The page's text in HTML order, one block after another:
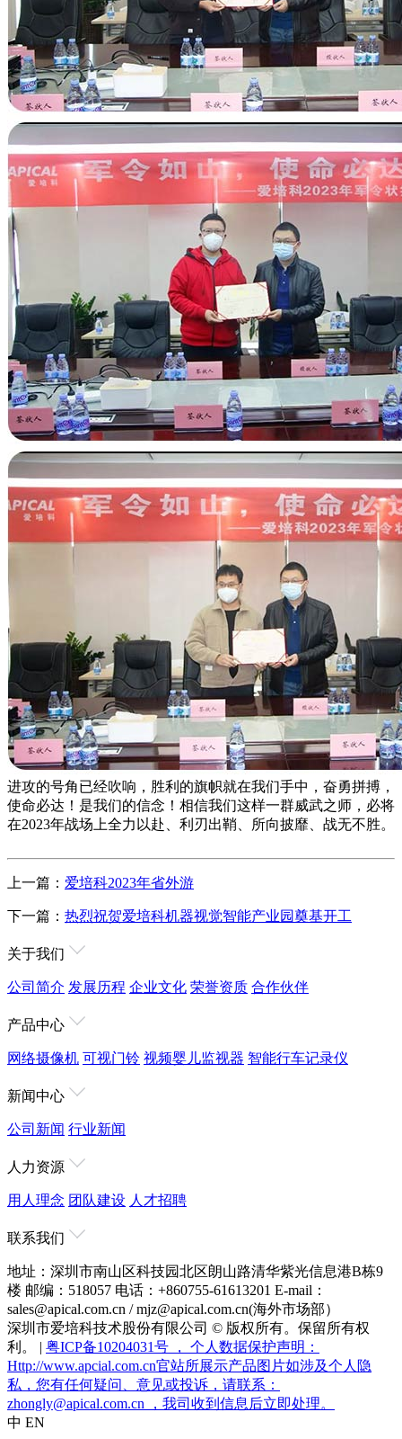
进攻的号角已经吹响，胜利的旗帜就在我们手中，奋勇拼搏，
使命必达！是我们的信念！相信我们这样一群威武之师，必将
在2023年战场上全力以赴、利刃出鞘、所向披靡、战无不胜。
上一篇： 爱培科2023年省外游
下一篇： 热烈祝贺爱培科机器视觉智能产业园奠基开工
关于我们
公司简介 发展历程 企业文化 荣誉资质 合作伙伴
产品中心
网络摄像机 可视门铃 视频婴儿监视器 智能行车记录仪
新闻中心
公司新闻 行业新闻
人力资源
用人理念 团队建设 人才招聘
联系我们
地址：深圳市南山区科技园北区朗山路清华紫光信息港B栋9
楼 邮编：518057 电话：+860755-61613201 E-mail：
sales@apical.com.cn / mjz@apical.com.cn(海外市场部）
深圳市爱培科技术股份有限公司 © 版权所有。保留所有权
利。 | 粤ICP备10204031号 ， 个人数据保护声明：
Http://www.apcial.com.cn官站所展示产品图片如涉及个人隐
私，您有任何疑问、意见或投诉，请联系：
zhongly@apical.com.cn ，我司收到信息后立即处理。
中 EN